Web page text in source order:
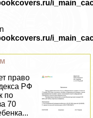
право
РФ
по
70